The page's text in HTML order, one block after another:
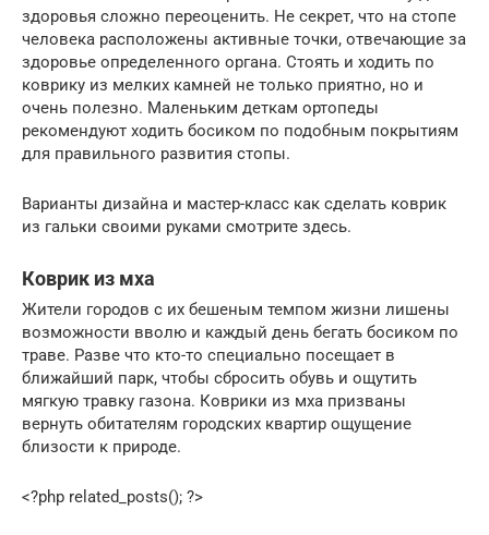
здоровья сложно переоценить. Не секрет, что на стопе
человека расположены активные точки, отвечающие за
здоровье определенного органа. Стоять и ходить по
коврику из мелких камней не только приятно, но и
очень полезно. Маленьким деткам ортопеды
рекомендуют ходить босиком по подобным покрытиям
для правильного развития стопы.
Варианты дизайна и мастер-класс как сделать коврик
из гальки своими руками смотрите здесь.
Коврик из мха
Жители городов с их бешеным темпом жизни лишены
возможности вволю и каждый день бегать босиком по
траве. Разве что кто-то специально посещает в
ближайший парк, чтобы сбросить обувь и ощутить
мягкую травку газона. Коврики из мха призваны
вернуть обитателям городских квартир ощущение
близости к природе.
<?php related_posts(); ?>